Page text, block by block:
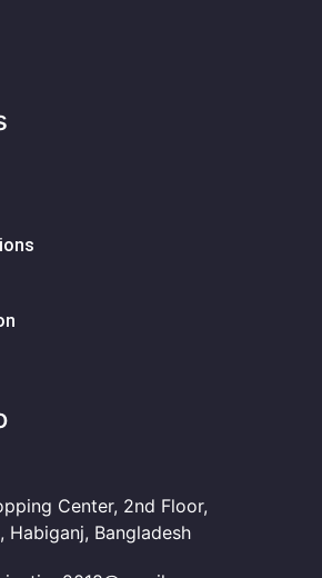
Center, 2nd Floor,
Habiganj, Bangladesh